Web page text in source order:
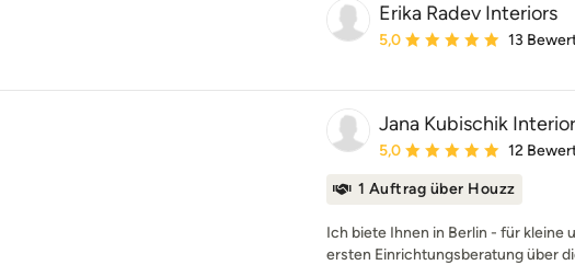
Erika Radev Interiors
Durchschnittliche
5,0 13
Jana Kubischik
Durchschnittliche
5,0 12
1 Auftrag über Houzz
Ich biete Ihnen in Berlin - für kleine
ersten Einrichtungsberatung über